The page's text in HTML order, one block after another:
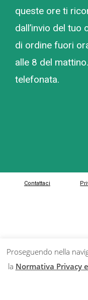
queste ore ti
dall’invio del
di ordine fuori
alle 8 del
telefonata.
Contattaci
Proseguendo nella
la Normativa Privacy